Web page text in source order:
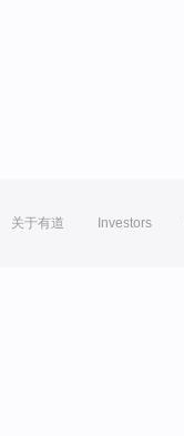
关于有道 Investors